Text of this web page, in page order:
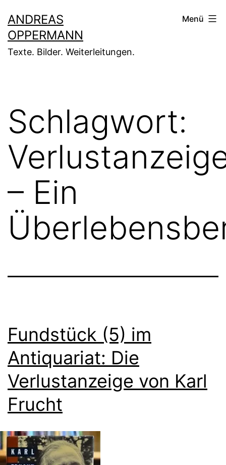
Inhalt
springen
ANDREAS
OPPERMANN
Texte. Bilder. Weiterleitungen.
Menü
Schlagwort:
– Ein
Fundstück (5) im
Antiquariat: Die
Verlustanzeige von Karl
Frucht